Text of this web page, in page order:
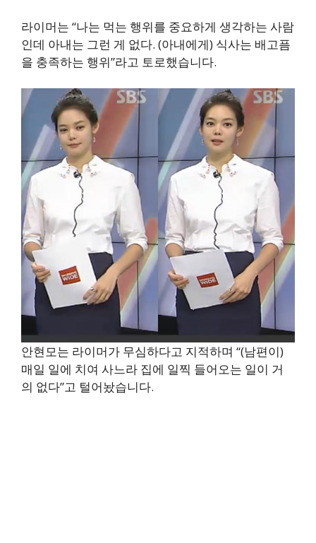
라이머는 “나는 먹는 행위를 중요하게 생각하는 사람
인데 아내는 그런 게 없다. (아내에게) 식사는 배고픔
을 충족하는 행위”라고 토로했습니다.
안현모는 라이머가 무심하다고 지적하며 “(남편이)
매일 일에 치여 사느라 집에 일찍 들어오는 일이 거
의 없다”고 털어놨습니다.